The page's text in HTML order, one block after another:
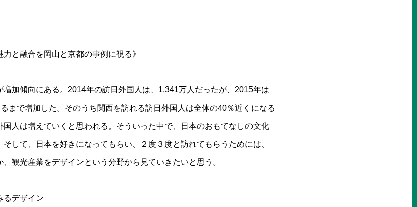
と融合を岡山と京都の事例に視る》
加傾向にある。2014年の訪日外国人は、1,341万人だったが、2015年は
まで増加した。そのうち関西を訪れる訪日外国人は全体の40％近くになる
人は増えていくと思われる。そういった中で、日本のおもてなしの文化
して、日本を好きになってもらい、２度３度と訪れてもらうためには、
観光産業をデザインという分野から見ていきたいと思う。
るデザイン